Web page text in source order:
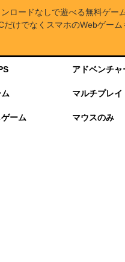
ロードなしで遊べる無料ゲー
だけでなくスマホのWebゲーム
アドベンチャ
ム マルチプレイ
ーム マウスのみ